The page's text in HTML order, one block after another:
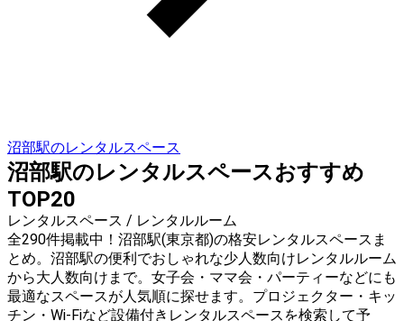
沼部駅のレンタルスペース
沼部駅のレンタルスペースおすすめ
TOP20
レンタルスペース / レンタルルーム
全290件掲載中！沼部駅(東京都)の格安レンタルスペースま
とめ。沼部駅の便利でおしゃれな少人数向けレンタルルーム
から大人数向けまで。女子会・ママ会・パーティーなどにも
最適なスペースが人気順に探せます。プロジェクター・キッ
チン・Wi-Fiなど設備付きレンタルスペースを検索して予